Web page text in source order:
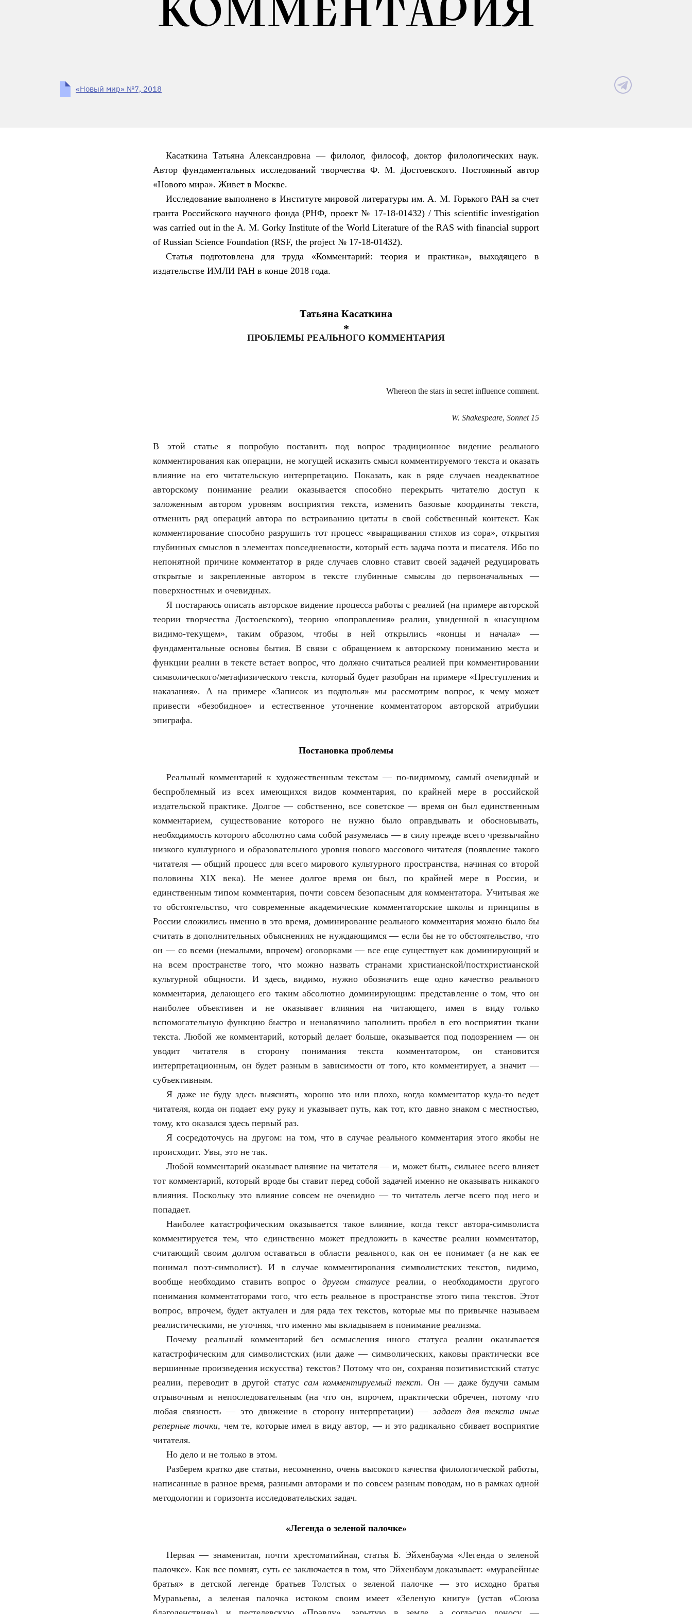
КОММЕНТАРИЯ
«Новый мир» №7, 2018
Касаткина Татьяна Александровна — филолог, философ, доктор филологических наук.
Автор фундаментальных исследований творчества Ф. М. Достоевского. Постоянный автор
«Нового мира». Живет в Москве.
Исследование выполнено в Институте мировой литературы им. А.М. Горького РАН за счет
гранта Российского научного фонда(РНФ, проект№ 17-18-01432) / This scientific investigation
was carried out in the A. M. Gorky Institute of the World Literature of the RAS with financial support
of Russian Science Foundation (RSF, the project № 17-18-01432).
Статья подготовлена для труда «Комментарий: теория и практика», выходящего в
издательстве ИМЛИ РАН в конце 2018 года.
Татьяна Касаткина
*
ПРОБЛЕМЫ РЕАЛЬНОГО КОММЕНТАРИЯ
Whereon the stars in secret influence comment.
W. Shakespeare, Sonnet 15
В этой статье я попробую поставить под вопрос традиционное видение реального
комментирования как операции, не могущей исказить смысл комментируемого текста и оказать
влияние на его читательскую интерпретацию. Показать, как в ряде случаев неадекватное
авторскому понимание реалии оказывается способно перекрыть читателю доступ к
заложенным автором уровням восприятия текста, изменить базовые координаты текста,
отменить ряд операций автора по встраиванию цитаты в свой собственный контекст. Как
комментирование способно разрушить тот процесс «выращивания стихов из сора», открытия
глубинных смыслов в элементах повседневности, который есть задача поэта и писателя. Ибо по
непонятной причине комментатор в ряде случаев словно ставит своей задачей редуцировать
открытые и закрепленные автором в тексте глубинные смыслы до первоначальных —
поверхностных и очевидных.
Я постараюсь описать авторское видение процесса работы с реалией (на примере авторской
теории творчества Достоевского), теорию «поправления» реалии, увиденной в «насущном
видимо-текущем», таким образом, чтобы в ней открылись «концы и начала» —
фундаментальные основы бытия. В связи с обращением к авторскому пониманию места и
функции реалии в тексте встает вопрос, что должно считаться реалией при комментировании
символического/метафизического текста, который будет разобран на примере «Преступления и
наказания». А на примере «Записок из подполья» мы рассмотрим вопрос, к чему может
привести «безобидное» и естественное уточнение комментатором авторской атрибуции
эпиграфа.
Постановка проблемы
Реальный комментарий к художественным текстам — по-видимому, самый очевидный и
беспроблемный из всех имеющихся видов комментария, по крайней мере в российской
издательской практике. Долгое — собственно, все советское — время он был единственным
комментарием, существование которого не нужно было оправдывать и обосновывать,
необходимость которого абсолютно сама собой разумелась — в силу прежде всего чрезвычайно
низкого культурного и образовательного уровня нового массового читателя (появление такого
читателя — общий процесс для всего мирового культурного пространства, начиная со второй
половины XIX века). Не менее долгое время он был, по крайней мере в России, и
единственным типом комментария, почти совсем безопасным для комментатора. Учитывая же
то обстоятельство, что современные академические комментаторские школы и принципы в
России сложились именно в это время, доминирование реального комментария можно было бы
считать в дополнительных объяснениях не нуждающимся — если бы не то обстоятельство, что
он — со всеми (немалыми, впрочем) оговорками — все еще существует как доминирующий и
на всем пространстве того, что можно назвать странами христианской/постхристианской
культурной общности. И здесь, видимо, нужно обозначить еще одно качество реального
комментария, делающего его таким абсолютно доминирующим: представление о том, что он
наиболее объективен и не оказывает влияния на читающего, имея в виду только
вспомогательную функцию быстро и ненавязчиво заполнить пробел в его восприятии ткани
текста. Любой же комментарий, который делает больше, оказывается под подозрением — он
уводит читателя в сторону понимания текста комментатором, он становится
интерпретационным, он будет разным в зависимости от того, кто комментирует, а значит —
субъективным.
Я даже не буду здесь выяснять, хорошо это или плохо, когда комментатор куда-то ведет
читателя, когда он подает ему руку и указывает путь, как тот, кто давно знаком с местностью,
тому, кто оказался здесь первый раз.
Я сосредоточусь на другом: на том, что в случае реального комментария этого якобы не
происходит. Увы, это не так.
Любой комментарий оказывает влияние на читателя — и, может быть, сильнее всего влияет
тот комментарий, который вроде бы ставит перед собой задачей именно не оказывать никакого
влияния. Поскольку это влияние совсем не очевидно — то читатель легче всего под него и
попадает.
Наиболее катастрофическим оказывается такое влияние, когда текст автора-символиста
комментируется тем, что единственно может предложить в качестве реалии комментатор,
считающий своим долгом оставаться в области реального, как он ее понимает (а не как ее
понимал поэт-символист). И в случае комментирования символистских текстов, видимо,
вообще необходимо ставить вопрос о другом статусереалии, о необходимости другого
понимания комментаторами того, что есть реальное в пространстве этого типа текстов. Этот
вопрос, впрочем, будет актуален и для ряда тех текстов, которые мы по привычке называем
реалистическими, не уточняя, что именно мы вкладываем в понимание реализма.
Почему реальный комментарий без осмысления иного статуса реалии оказывается
катастрофическим для символистских (или даже — символических, каковы практически все
вершинные произведения искусства) текстов? Потому что он, сохраняя позитивистский статус
реалии, переводит в другой статус сам комментируемый текст. Он — даже будучи самым
отрывочным и непоследовательным (на что он, впрочем, практически обречен, потому что
любая связность — это движение в сторону интерпретации) — задает для текста иные
реперные точки, чем те, которые имел в виду автор, — и это радикально сбивает восприятие
читателя.
Но дело и не только в этом.
Разберем кратко две статьи, несомненно, очень высокого качества филологической работы,
написанные в разное время, разными авторами и по совсем разным поводам, но в рамках одной
методологии и горизонта исследовательских задач.
«Легенда о зеленой палочке»
Первая — знаменитая, почти хрестоматийная, статья Б. Эйхенбаума «Легенда о зеленой
палочке». Как все помнят, суть ее заключается в том, что Эйхенбаум доказывает: «муравейные
братья» в детской легенде братьев Толстых о зеленой палочке — это исходно братья
Муравьевы, а зеленая палочка истоком своим имеет «Зеленую книгу» (устав «Союза